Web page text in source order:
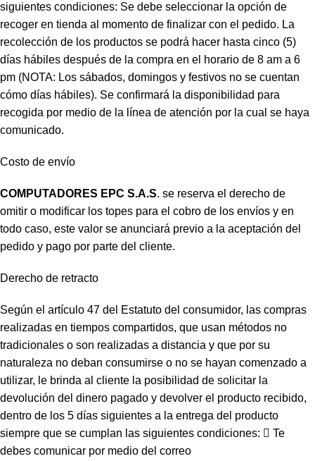
siguientes condiciones: Se debe seleccionar la opción de
recoger en tienda al momento de finalizar con el pedido. La
recolección de los productos se podrá hacer hasta cinco (5)
días hábiles después de la compra en el horario de 8 am a 6
pm (NOTA: Los sábados, domingos y festivos no se cuentan
cómo días hábiles). Se confirmará la disponibilidad para
recogida por medio de la línea de atención por la cual se haya
comunicado.
Costo de envío
COMPUTADORES EPC S.A.S. se reserva el derecho de
omitir o modificar los topes para el cobro de los envíos y en
todo caso, este valor se anunciará previo a la aceptación del
pedido y pago por parte del cliente.
Derecho de retracto
Según el artículo 47 del Estatuto del consumidor, las compras
realizadas en tiempos compartidos, que usan métodos no
tradicionales o son realizadas a distancia y que por su
naturaleza no deban consumirse o no se hayan comenzado a
utilizar, le brinda al cliente la posibilidad de solicitar la
devolución del dinero pagado y devolver el producto recibido,
dentro de los 5 días siguientes a la entrega del producto
siempre que se cumplan las siguientes condiciones:  Te
debes comunicar por medio del correo